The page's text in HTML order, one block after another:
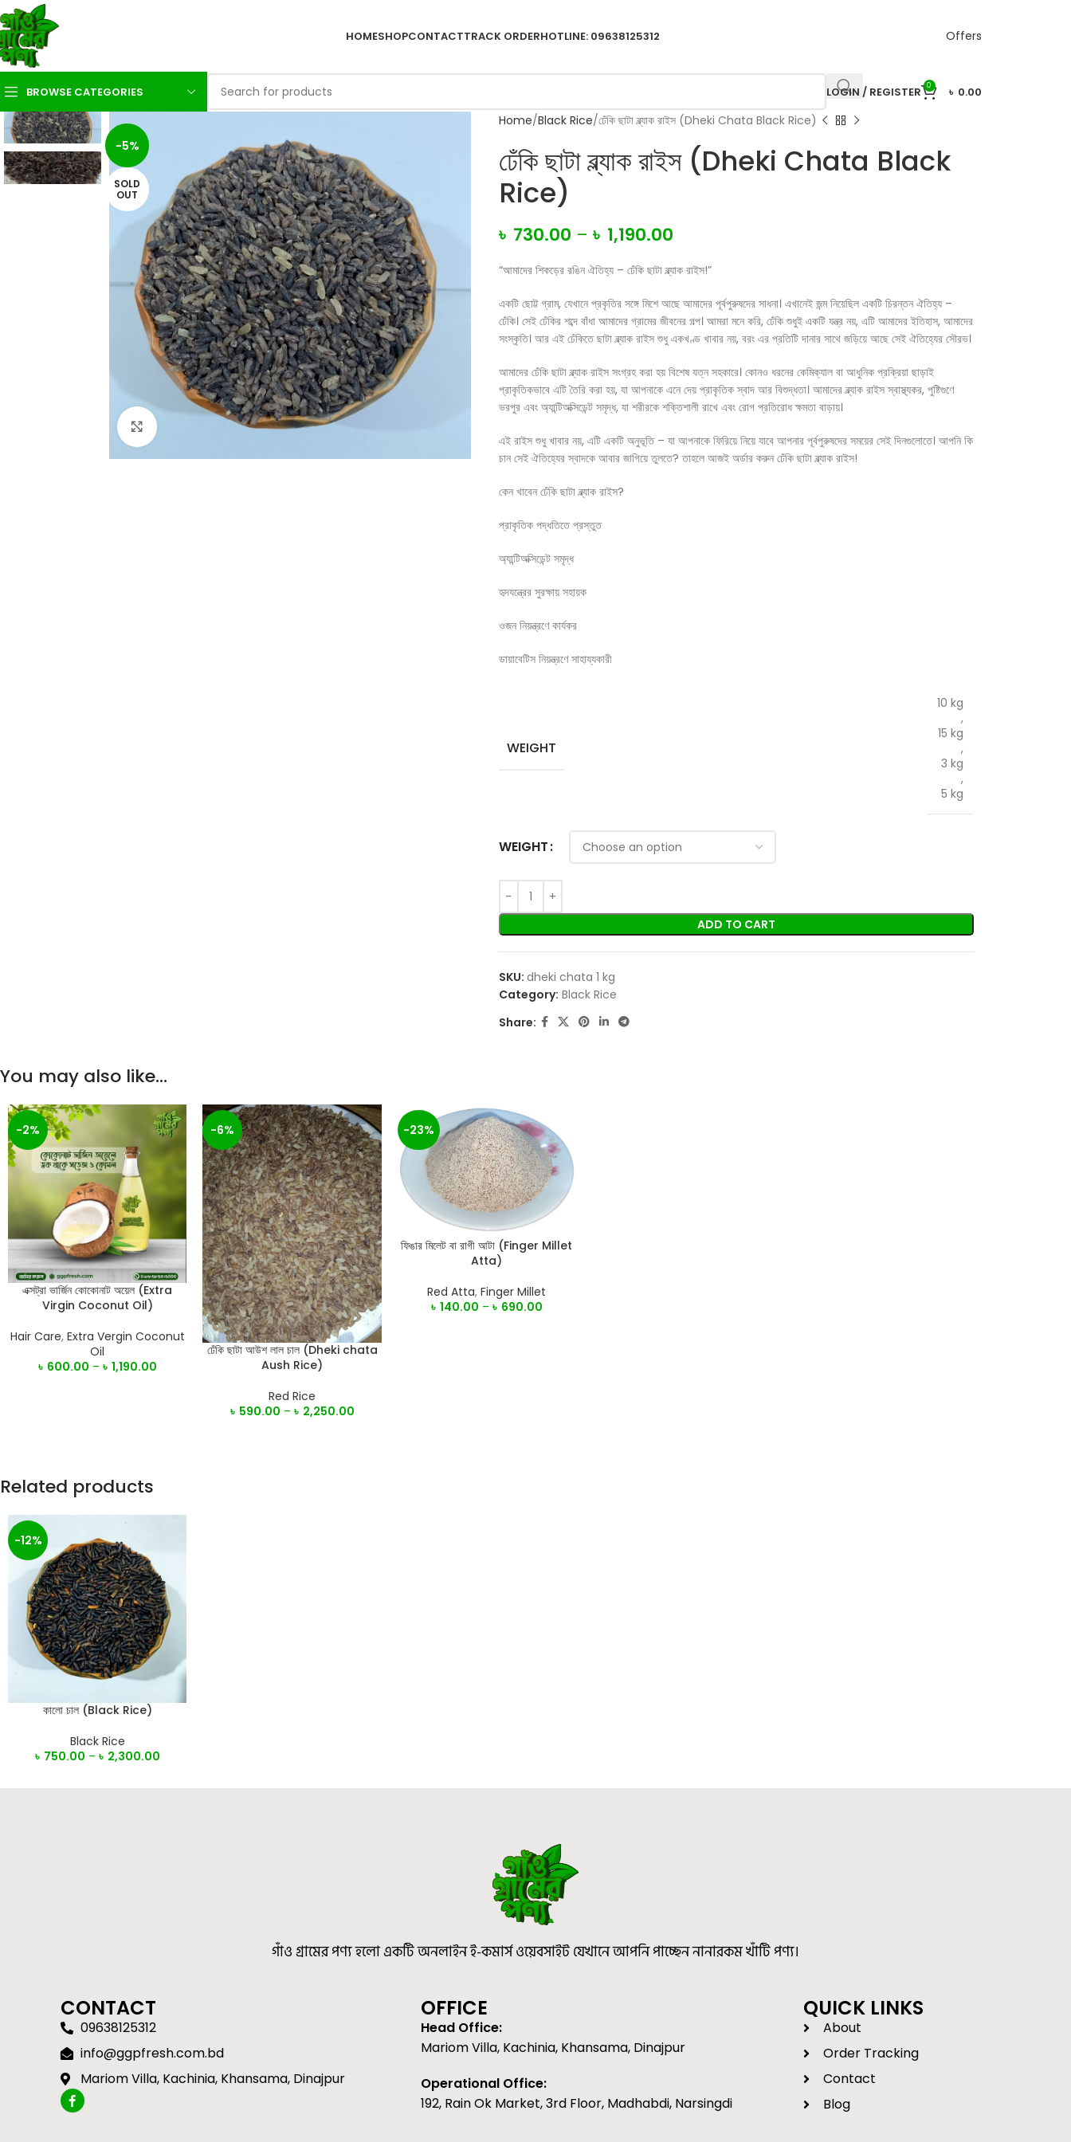
HOMESHOPCONTACTTRACK ORDERHOTLINE: 09638125312 Offers
BROWSE CATEGORIES LOGIN / REGISTER 0 ৳ 0.00
-5%
SOLD
OUT
Click to enlarge
Home Black Rice ঢেঁকি ছাটা ব্ল্যাক রাইস (Dheki Chata Black Rice)
ঢেঁকি ছাটা ব্ল্যাক রাইস (Dheki Chata Black
Rice)
৳ 730.00 – ৳ 1,190.00
“আমাদের শিকড়ের রঙিন ঐতিহ্য – ঢেঁকি ছাটা ব্ল্যাক রাইস!”
একটি ছোট্ট গ্রাম, যেখানে প্রকৃতির সঙ্গে মিশে আছে আমাদের পূর্বপুরুষদের সাধনা। এখানেই জন্ম নিয়েছিল একটি চিরন্তন ঐতিহ্য –
ঢেঁকি। সেই ঢেঁকির শব্দে বাঁধা আমাদের গ্রামের জীবনের গল্প। আমরা মনে করি, ঢেঁকি শুধুই একটি যন্ত্র নয়, এটি আমাদের ইতিহাস, আমাদের
সংস্কৃতি। আর এই ঢেঁকিতে ছাটা ব্ল্যাক রাইস শুধু একখণ্ড খাবার নয়, বরং এর প্রতিটি দানার সাথে জড়িয়ে আছে সেই ঐতিহ্যের সৌরভ।
আমাদের ঢেঁকি ছাটা ব্ল্যাক রাইস সংগ্রহ করা হয় বিশেষ যত্ন সহকারে। কোনও ধরনের কেমিক্যাল বা আধুনিক প্রক্রিয়া ছাড়াই
প্রাকৃতিকভাবে এটি তৈরি করা হয়, যা আপনাকে এনে দেয় প্রাকৃতিক স্বাদ আর বিশুদ্ধতা। আমাদের ব্ল্যাক রাইস স্বাস্থ্যকর, পুষ্টিগুণে
ভরপুর এবং অ্যান্টিঅক্সিডেন্ট সমৃদ্ধ, যা শরীরকে শক্তিশালী রাখে এবং রোগ প্রতিরোধ ক্ষমতা বাড়ায়।
এই রাইস শুধু খাবার নয়, এটি একটি অনুভূতি – যা আপনাকে ফিরিয়ে নিয়ে যাবে আপনার পূর্বপুরুষদের সময়ের সেই দিনগুলোতে। আপনি কি
চান সেই ঐতিহ্যের স্বাদকে আবার জাগিয়ে তুলতে? তাহলে আজই অর্ডার করুন ঢেঁকি ছাটা ব্ল্যাক রাইস!
কেন খাবেন ঢেঁকি ছাটা ব্ল্যাক রাইস?
প্রাকৃতিক পদ্ধতিতে প্রস্তুত
অ্যান্টিঅক্সিডেন্ট সমৃদ্ধ
হৃদযন্ত্রের সুরক্ষায় সহায়ক
ওজন নিয়ন্ত্রণে কার্যকর
ডায়াবেটিস নিয়ন্ত্রণে সাহায্যকারী
WEIGHT
10 kg
,
15 kg
,
3 kg
,
5 kg
WEIGHT
ADD TO CART
SKU: dheki chata 1 kg
Category: Black Rice
Share:
You may also like…
-2%
SELECT OPTIONS
এক্সট্রা ভার্জিন কোকোনাট অয়েল (Extra
Virgin Coconut Oil)
Hair Care, Extra Vergin Coconut
Oil
৳ 600.00 – ৳ 1,190.00
-6%
SELECT OPTIONS
ঢেঁকি ছাটা আউশ লাল চাল (Dheki chata
Aush Rice)
Red Rice
৳ 590.00 – ৳ 2,250.00
-23%
SELECT OPTIONS
ফিঙার মিলেট বা রাগী আটা (Finger Millet
Atta)
Red Atta,Finger Millet
৳ 140.00 – ৳ 690.00
Related products
-12%
SELECT OPTIONS
কালো চাল (Black Rice)
Black Rice
৳ 750.00 – ৳ 2,300.00
গাঁও গ্রামের পণ্য হলো একটি অনলাইন ই-কমার্স ওয়েবসাইট যেখানে আপনি পাচ্ছেন নানারকম খাঁটি পণ্য।
CONTACT
09638125312
info@ggpfresh.com.bd
Mariom Villa, Kachinia, Khansama, Dinajpur
OFFICE
Head Office:
Mariom Villa, Kachinia, Khansama, Dinajpur
Operational Office:
192, Rain Ok Market, 3rd Floor, Madhabdi, Narsingdi
QUICK LINKS
About
Order Tracking
Contact
Blog